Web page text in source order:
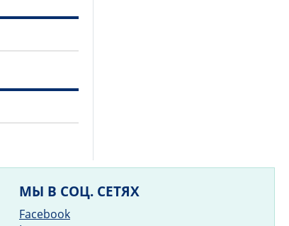
МЫ В СОЦ. СЕТЯХ
Facebook